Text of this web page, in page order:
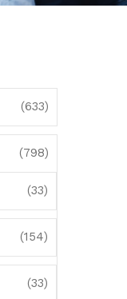
(633)
(798)
(33)
(154)
(33)